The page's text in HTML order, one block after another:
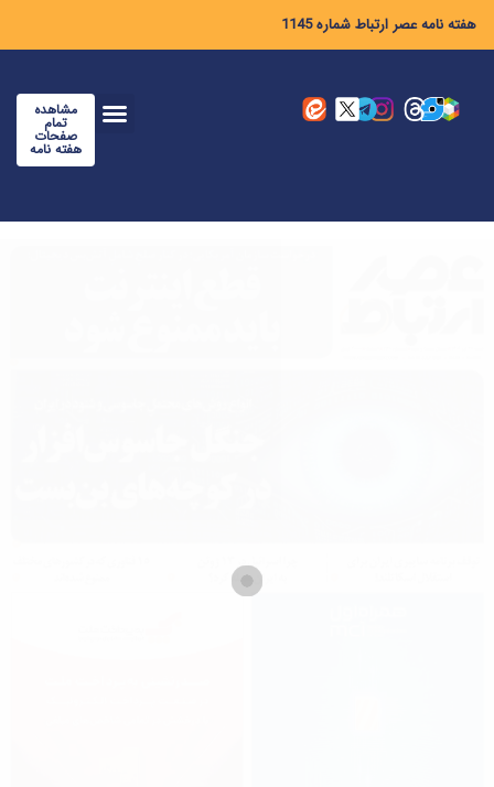
هفته نامه عصر ارتباط شماره 1145
مشاهده
تمام
صفحات
هفته نامه